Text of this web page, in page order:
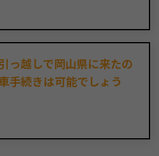
っ越しで岡山県に来たの
手続きは可能でしょう